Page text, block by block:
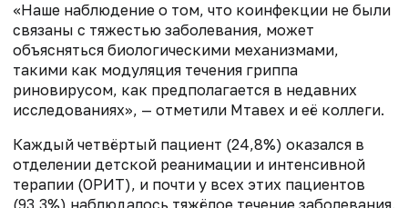
«Наше наблюдение о том, что коинфекции не были
связаны с тяжестью заболевания, может
объясняться биологическими механизмами,
такими как модуляция течения гриппа
риновирусом, как предполагается в недавних
исследованиях», — отметили Мтавех и её коллеги.
Каждый четвёртый пациент (24,8%) оказался в
отделении детской реанимации и интенсивной
терапии (ОРИТ), и почти у всех этих пациентов